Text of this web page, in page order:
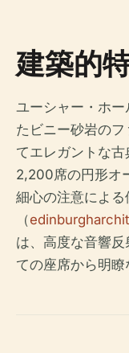
建築的
ユーシャー・ホ
たビニー砂岩の
てエレガントな
2,200席の円形オ
細心の注意によ
（
は、高度な音響
ての座席から明瞭